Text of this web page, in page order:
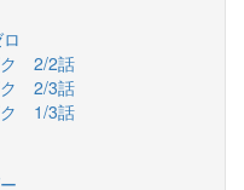
2/2話
2/3話
1/3話